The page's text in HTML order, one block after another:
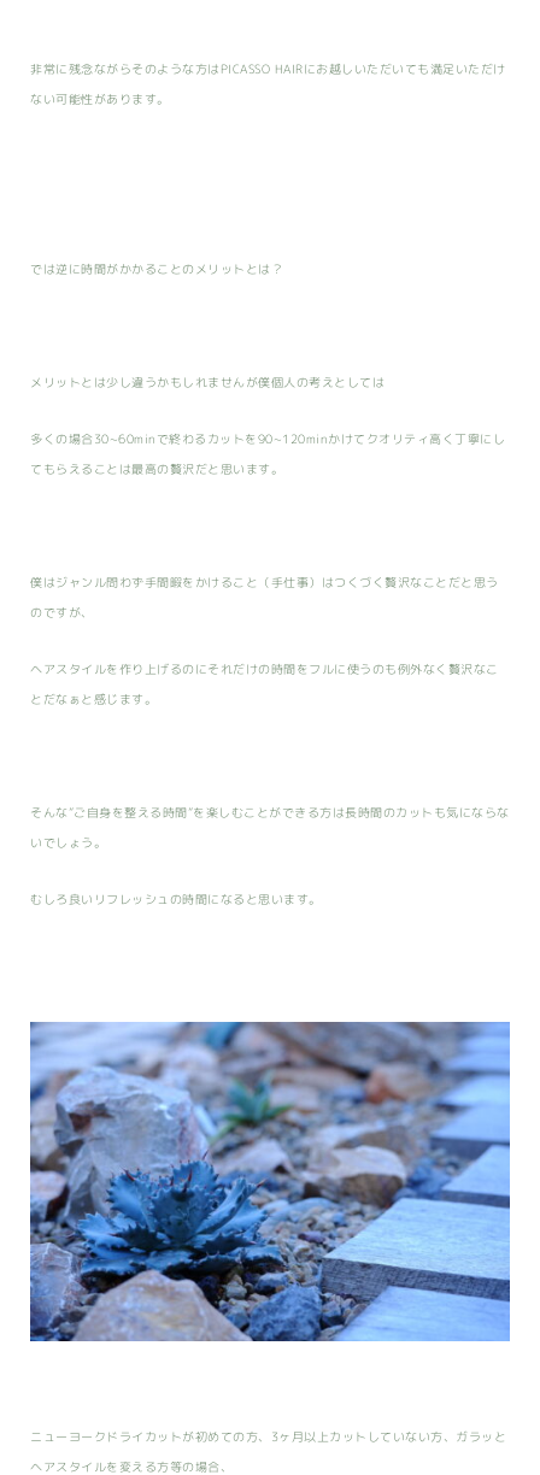
非常に残念ながらそのような方はPICASSO HAIRにお越しいただいても満足いただけ
ない可能性があります。
では逆に時間がかかることのメリットとは？
メリットとは少し違うかもしれませんが僕個人の考えとしては
多くの場合30~60minで終わるカットを90~120minかけてクオリティ高く丁寧にし
てもらえることは最高の贅沢だと思います。
僕はジャンル問わず手間暇をかけること（手仕事）はつくづく贅沢なことだと思う
のですが、
ヘアスタイルを作り上げるのにそれだけの時間をフルに使うのも例外なく贅沢なこ
とだなぁと感じます。
そんな”ご自身を整える時間”を楽しむことができる方は長時間のカットも気にならな
いでしょう。
むしろ良いリフレッシュの時間になると思います。
ニューヨークドライカットが初めての方、3ヶ月以上カットしていない方、ガラッと
ヘアスタイルを変える方等の場合、